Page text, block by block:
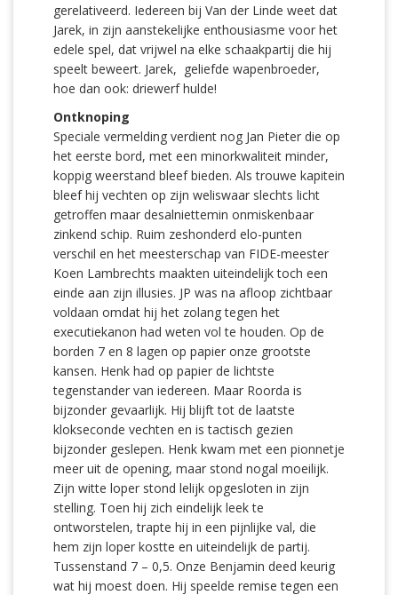
gerelativeerd. Iedereen bij Van der Linde weet dat
Jarek, in zijn aanstekelijke enthousiasme voor het
edele spel, dat vrijwel na elke schaakpartij die hij
speelt beweert. Jarek, geliefde wapenbroeder,
hoe dan ook: driewerf hulde!
Ontknoping
Speciale vermelding verdient nog Jan Pieter die op
het eerste bord, met een minorkwaliteit minder,
koppig weerstand bleef bieden. Als trouwe kapitein
bleef hij vechten op zijn weliswaar slechts licht
getroffen maar desalniettemin onmiskenbaar
zinkend schip. Ruim zeshonderd elo-punten
verschil en het meesterschap van FIDE-meester
Koen Lambrechts maakten uiteindelijk toch een
einde aan zijn illusies. JP was na afloop zichtbaar
voldaan omdat hij het zolang tegen het
executiekanon had weten vol te houden. Op de
borden 7 en 8 lagen op papier onze grootste
kansen. Henk had op papier de lichtste
tegenstander van iedereen. Maar Roorda is
bijzonder gevaarlijk. Hij blijft tot de laatste
klokseconde vechten en is tactisch gezien
bijzonder geslepen. Henk kwam met een pionnetje
meer uit de opening, maar stond nogal moeilijk.
Zijn witte loper stond lelijk opgesloten in zijn
stelling. Toen hij zich eindelijk leek te
ontworstelen, trapte hij in een pijnlijke val, die
hem zijn loper kostte en uiteindelijk de partij.
Tussenstand 7 – 0,5. Onze Benjamin deed keurig
wat hij moest doen. Hij speelde remise tegen een